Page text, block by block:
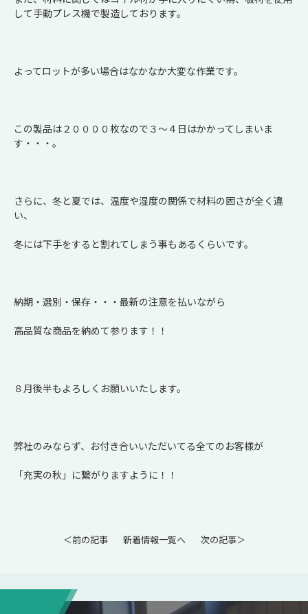
して手動プレス機で製造しております。
よってロットが多い場合はなかなか大変な作業です。
この製品は２００００枚なので３～４日はかかってしまいま
す・・・。
さらに、冬と夏では、温度や湿度の関係で材料の固さが全く違
い、
冬には下手をすると割れてしまう事もあるくらいです。
納期・選別・保存・・・最新の注意を払いながら
高品質な商品を納めて参ります！！
８月後半もよろしくお願いいたします。
弊社のみならず、お付き合いいただいてる全てのお客様が
「充実の秋」に繋がりますように！！
＜前の記事 新着情報一覧へ 次の記事＞